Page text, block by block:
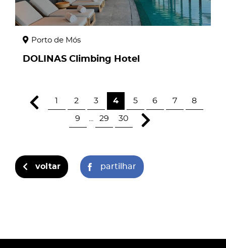
Porto de Mós
DOLINAS Climbing Hotel
1 2 3 4 5 6 7 8
9 29 30
voltar partilhar